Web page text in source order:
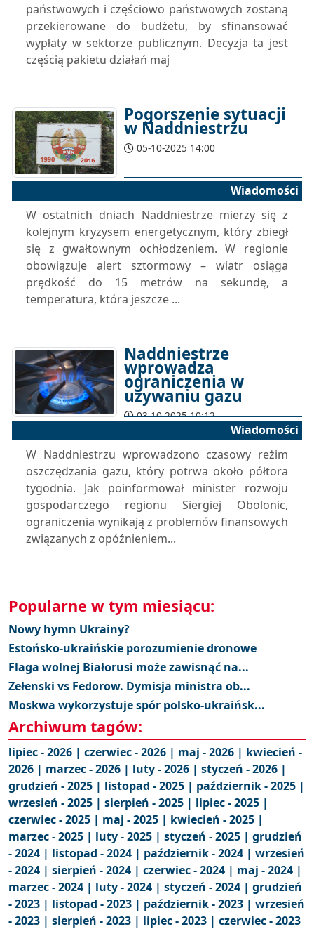
państwowych i częściowo państwowych zostaną
przekierowane do budżetu, by sfinansować
wypłaty w sektorze publicznym. Decyzja ta jest
częścią pakietu działań maj
Pogorszenie sytuacji
w Naddniestrzu
05-10-2025 14:00
Wiadomości
W ostatnich dniach Naddniestrze mierzy się z
kolejnym kryzysem energetycznym, który zbiegł
się z gwałtownym ochłodzeniem. W regionie
obowiązuje alert sztormowy – wiatr osiąga
prędkość do 15 metrów na sekundę, a
temperatura, która jeszcze ...
Naddniestrze
wprowadza
ograniczenia w
używaniu gazu
03-10-2025 10:12
Wiadomości
W Naddniestrzu wprowadzono czasowy reżim
oszczędzania gazu, który potrwa około półtora
tygodnia. Jak poinformował minister rozwoju
gospodarczego regionu Siergiej Obolonic,
ograniczenia wynikają z problemów finansowych
związanych z opóźnieniem...
Popularne w tym miesiącu:
Nowy hymn Ukrainy?
Estońsko-ukraińskie porozumienie dronowe
Flaga wolnej Białorusi może zawisnąć na...
Zełenski vs Fedorow. Dymisja ministra ob...
Moskwa wykorzystuje spór polsko-ukraińsk...
Archiwum tagów:
lipiec - 2026 | czerwiec - 2026 | maj - 2026 | kwiecień -
2026 | marzec - 2026 | luty - 2026 | styczeń - 2026 |
grudzień - 2025 | listopad - 2025 | październik - 2025 |
wrzesień - 2025 | sierpień - 2025 | lipiec - 2025 |
czerwiec - 2025 | maj - 2025 | kwiecień - 2025 |
marzec - 2025 | luty - 2025 | styczeń - 2025 | grudzień
- 2024 | listopad - 2024 | październik - 2024 | wrzesień
- 2024 | sierpień - 2024 | czerwiec - 2024 | maj - 2024 |
marzec - 2024 | luty - 2024 | styczeń - 2024 | grudzień
- 2023 | listopad - 2023 | październik - 2023 | wrzesień
- 2023 | sierpień - 2023 | lipiec - 2023 | czerwiec - 2023